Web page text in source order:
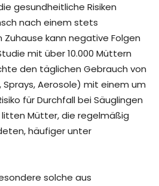
gesundheitliche Risiken
nach einem stets
kann negative Folgen
mit über 10.000 Müttern
den täglichen Gebrauch von
Aerosole) mit einem um
für Durchfall bei Säuglingen
litten Mütter, die regelmäßig
häufiger unter
solche aus